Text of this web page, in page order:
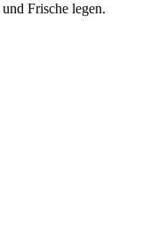
Frische legen.